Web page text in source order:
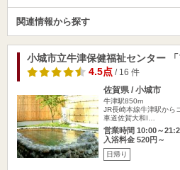
関連情報から探す
小城市立牛津保健福祉センター 「
4.5点/ 16 件
佐賀県 / 小城市
牛津駅850m
JR長崎本線牛津駅から
車道佐賀大和I…
営業時間 10:00～
入浴料金 520円～
日帰り